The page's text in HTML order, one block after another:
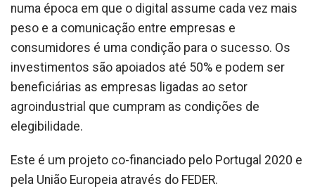
numa época em que o digital assume cada vez mais
peso e a comunicação entre empresas e
consumidores é uma condição para o sucesso. Os
investimentos são apoiados até 50% e podem ser
beneficiárias as empresas ligadas ao setor
agroindustrial que cumpram as condições de
elegibilidade.
Este é um projeto co-financiado pelo Portugal 2020 e
pela União Europeia através do FEDER.